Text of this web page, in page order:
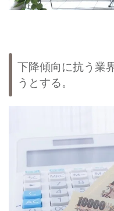
下降傾向に抗う業
うとする。